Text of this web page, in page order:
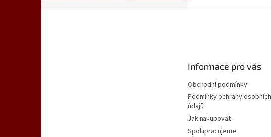
Informace pro vás
Obchodní podmínky
Podmínky ochrany osobních
údajů
Jak nakupovat
Spolupracujeme